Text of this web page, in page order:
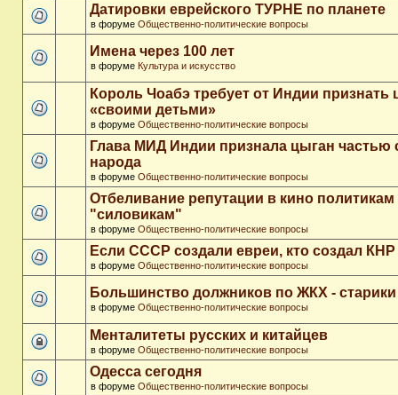
Датировки еврейского ТУРНЕ по планете
в форуме Общественно-политические вопросы
Имена через 100 лет
в форуме Культура и искусство
Король Чоабэ требует от Индии признать
«своими детьми»
в форуме Общественно-политические вопросы
Глава МИД Индии признала цыган частью
народа
в форуме Общественно-политические вопросы
Отбеливание репутации в кино политикам
"силовикам"
в форуме Общественно-политические вопросы
Если СССР создали евреи, кто создал
в форуме Общественно-политические вопросы
Большинство должников по ЖКХ - старики
в форуме Общественно-политические вопросы
Менталитеты русских и китайцев
в форуме Общественно-политические вопросы
Одесса сегодня
в форуме Общественно-политические вопросы